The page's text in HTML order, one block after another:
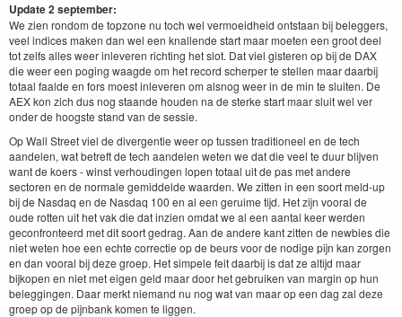
Update 2 september:
We zien rondom de topzone nu toch wel vermoeidheid ontstaan bij beleggers,
veel indices maken dan wel een knallende start maar moeten een groot deel
tot zelfs alles weer inleveren richting het slot. Dat viel gisteren op bij de DAX
die weer een poging waagde om het record scherper te stellen maar daarbij
totaal faalde en fors moest inleveren om alsnog weer in de min te sluiten. De
AEX kon zich dus nog staande houden na de sterke start maar sluit wel ver
onder de hoogste stand van de sessie.
Op Wall Street viel de divergentie weer op tussen traditioneel en de tech
aandelen, wat betreft de tech aandelen weten we dat die veel te duur blijven
want de koers - winst verhoudingen lopen totaal uit de pas met andere
sectoren en de normale gemiddelde waarden. We zitten in een soort meld-up
bij de Nasdaq en de Nasdaq 100 en al een geruime tijd. Het zijn vooral de
oude rotten uit het vak die dat inzien omdat we al een aantal keer werden
geconfronteerd met dit soort gedrag. Aan de andere kant zitten de newbies die
niet weten hoe een echte correctie op de beurs voor de nodige pijn kan zorgen
en dan vooral bij deze groep. Het simpele feit daarbij is dat ze altijd maar
bijkopen en niet met eigen geld maar door het gebruiken van margin op hun
beleggingen. Daar merkt niemand nu nog wat van maar op een dag zal deze
groep op de pijnbank komen te liggen.